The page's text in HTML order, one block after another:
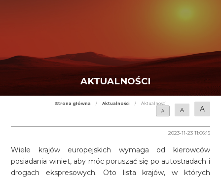
AKTUALNOŚCI
Strona główna / Aktualności /
Aktualności
A
A A
2023-11-23 11:06:15
Wiele krajów europejskich wymaga od kierowców
posiadania winiet, aby móc poruszać się po autostradach i
drogach ekspresowych. Oto lista krajów, w których